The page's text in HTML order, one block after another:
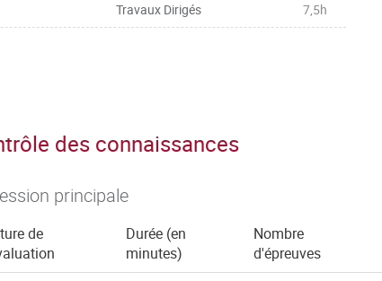
Travaux Dirigés 7,5h
des connaissances
principale
de
Durée (en
minutes)
Nombre
d'épreuves